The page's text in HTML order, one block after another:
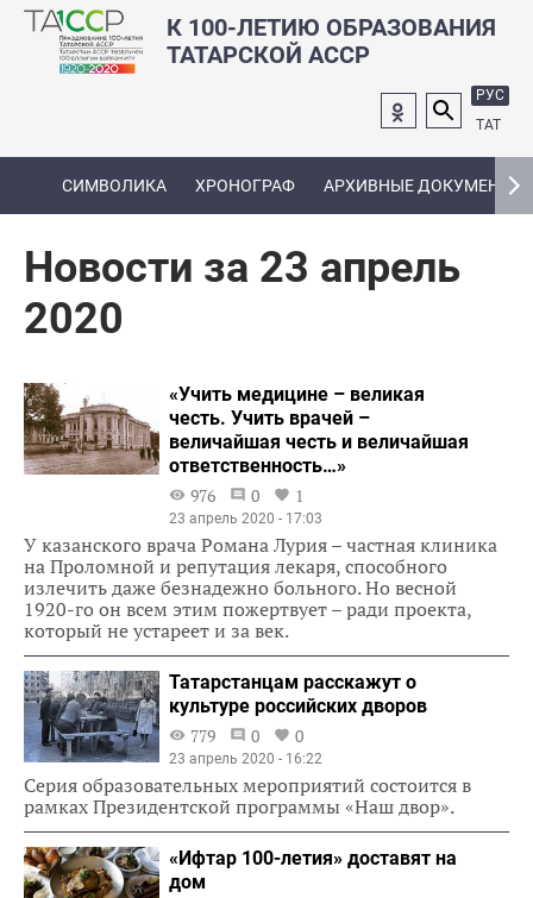
К 100-ЛЕТИЮ ОБРАЗОВАНИЯ
ТАТАРСКОЙ АССР
РУС
ТАТ
СИМВОЛИКА ХРОНОГРАФ АРХИВНЫЕ ДОКУМЕНТЫ
Новости за 23 апрель
2020
«Учить медицине – великая
честь. Учить врачей –
величайшая честь и величайшая
ответственность…»
976
0 1
23 апрель 2020 - 17:03
У казанского врача Романа Лурия – частная клиника
на Проломной и репутация лекаря, способного
излечить даже безнадежно больного. Но весной
1920-го он всем этим пожертвует – ради проекта,
который не устареет и за век.
Татарстанцам расскажут о
культуре российских дворов
779
0 0
23 апрель 2020 - 16:22
Серия образовательных мероприятий состоится в
рамках Президентской программы «Наш двор».
«Ифтар 100-летия» доставят на
дом